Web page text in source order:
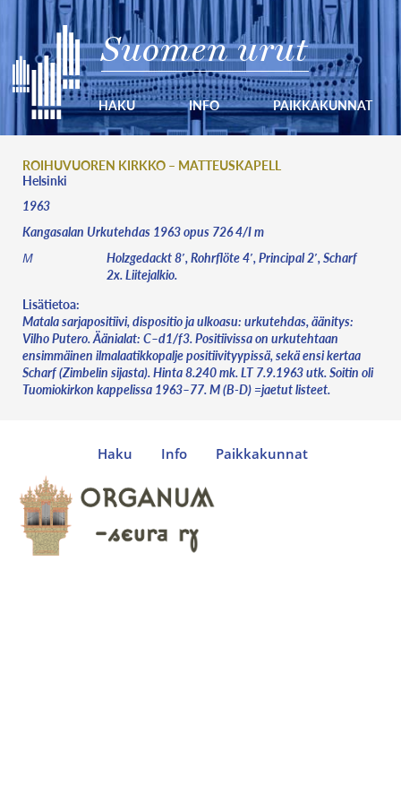
Suomen urut
HAKU INFO PAIKKAKUNNAT
ROIHUVUOREN KIRKKO – MATTEUSKAPELL
Helsinki
1963
Kangasalan Urkutehdas 1963 opus 726 4/I m
M
Holzgedackt 8′, Rohrflöte 4′, Principal 2′, Scharf
2x. Liitejalkio.
Lisätietoa:
Matala sarjapositiivi, dispositio ja ulkoasu: urkutehdas, äänitys:
Vilho Putero. Äänialat: C–d1/f3. Positiivissa on urkutehtaan
ensimmäinen ilmalaatikkopalje positiivityypissä, sekä ensi kertaa
Scharf (Zimbelin sijasta). Hinta 8.240 mk. LT 7.9.1963 utk. Soitin oli
Tuomiokirkon kappelissa 1963–77. M (B-D) =jaetut listeet.
Haku Info Paikkakunnat